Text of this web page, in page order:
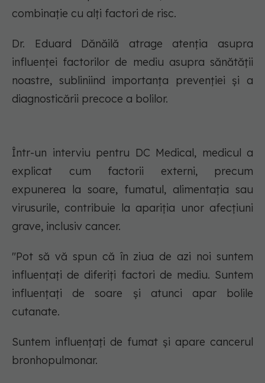
combinație cu alți factori de risc.
Dr. Eduard Dănăilă atrage atenția asupra
influenței factorilor de mediu asupra sănătății
noastre, subliniind importanța prevenției și a
diagnosticării precoce a bolilor.
Într-un interviu pentru DC Medical, medicul a
explicat cum factorii externi, precum
expunerea la soare, fumatul, alimentația sau
virusurile, contribuie la apariția unor afecțiuni
grave, inclusiv cancer.
"Pot să vă spun că în ziua de azi noi suntem
influențați de diferiți factori de mediu. Suntem
influențați de soare și atunci apar bolile
cutanate.
Suntem influențați de fumat și apare cancerul
bronhopulmonar.